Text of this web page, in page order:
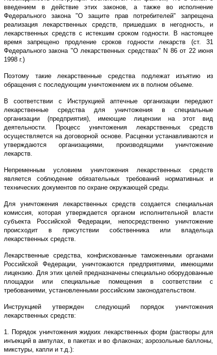
введением в действие этих законов, а также во исполнение
Федерального закона "О защите прав потребителей" запрещена
реализация лекарственных средств, пришедших в негодность, и
лекарственных средств с истекшим сроком годности. В настоящее
время запрещено продление сроков годности лекарств (ст. 31
Федерального закона "О лекарственных средствах" N 86 от 22 июня
1998 г.)
Поэтому такие лекарственные средства подлежат изъятию из
обращения с последующим уничтожением их в полном объеме.
В соответствии с Инструкцией аптечные организации передают
лекарственные средства для уничтожения в специальные
организации (предприятия), имеющие лицензии на этот вид
деятельности. Процесс уничтожения лекарственных средств
осуществляется на договорной основе. Расценки устанавливаются и
утверждаются организациями, производящими уничтожение
лекарств.
Непременным условием уничтожения лекарственных средств
является соблюдение обязательных требований нормативных и
технических документов по охране окружающей среды.
Для уничтожения лекарственных средств создается специальная
комиссия, которая утверждается органом исполнительной власти
субъекта Российской Федерации, непосредственно уничтожение
происходит в присутствии собственника или владельца
лекарственных средств.
Лекарственные средства, конфискованные таможенными органами
Российской Федерации, уничтожаются предприятиями, имеющими
лицензию. Для этих целей предназначены специально оборудованные
площадки или специальные помещения в соответствии с
требованиями, установленными российским законодательством.
Инструкцией утвержден следующий порядок уничтожения
лекарственных средств:
1. Порядок уничтожения жидких лекарственных форм (растворы для
инъекций в ампулах, в пакетах и во флаконах; аэрозольные баллоны,
микстуры, капли и т.д.):